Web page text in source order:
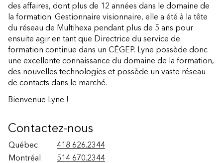
des affaires, dont plus de 12 années dans le domaine de
la formation. Gestionnaire visionnaire, elle a été à la tête
du réseau de Multihexa pendant plus de 5 ans pour
ensuite agir en tant que Directrice du service de
formation continue dans un CÉGEP. Lyne possède donc
une excellente connaissance du domaine de la formation,
des nouvelles technologies et possède un vaste réseau
de contacts dans le marché.
Bienvenue Lyne !
Contactez-nous
Québec
418 626.2344
Montréal
514 670.2344